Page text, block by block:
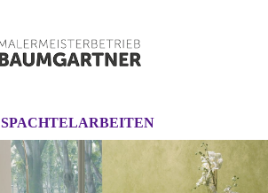
SPACHTELARBEITEN